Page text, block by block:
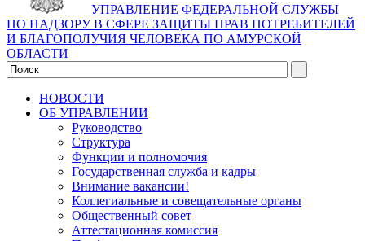
УПРАВЛЕНИЕ ФЕДЕРАЛЬНОЙ СЛУЖБЫ
ПО НАДЗОРУ В СФЕРЕ ЗАЩИТЫ ПРАВ ПОТРЕБИТЕЛЕЙ
И БЛАГОПОЛУЧИЯ ЧЕЛОВЕКА ПО АМУРСКОЙ
ОБЛАСТИ
НОВОСТИ
ОБ УПРАВЛЕНИИ
Руководство
Структура
Функции и полномочия
Государственная служба и кадры
Внимание вакансии!
Коллегиальные и совещательные органы
Общественный совет
Аттестационная комиссия